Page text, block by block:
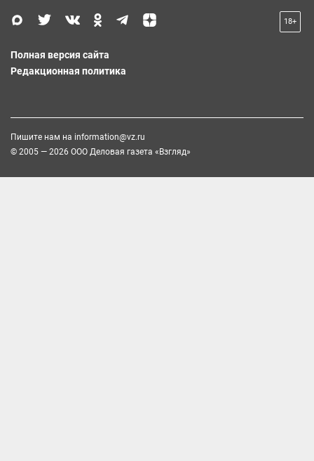
18+
Полная версия сайта
Редакционная политика
Пишите нам на information@vz.ru
© 2005 — 2026 ООО Деловая газета «Взгляд»